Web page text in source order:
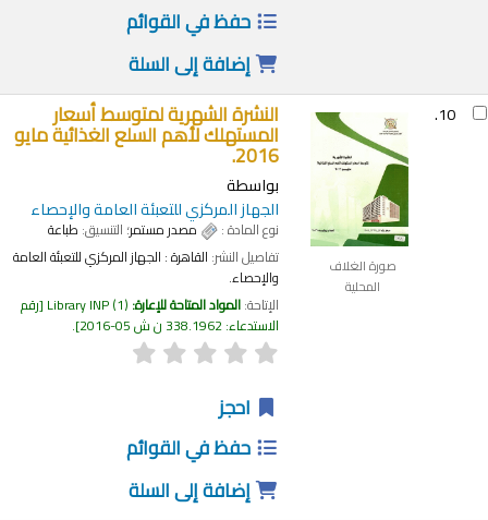
حفظ في القوائم
إضافة إلى السلة
10.
صورة الغلاف
المحلية
النشرة الشهرية لمتوسط أسعار
المستهلك لأهم السلع الغذائية مايو
2016.
بواسطة
الجهاز المركزي للتعبئة العامة والإحصاء
نوع المادة : مصدر مستمر؛ التنسيق:طباعة
تفاصيل النشر:القاهرة : الجهاز المركزي للتعبئة العامة
والإحصاء.
الإتاحة:المواد المتاحة للإعارة: Library INP(1)
رقم
الاستدعاء:338.1962 ن ش 05-2016 .
احجز
حفظ في القوائم
إضافة إلى السلة